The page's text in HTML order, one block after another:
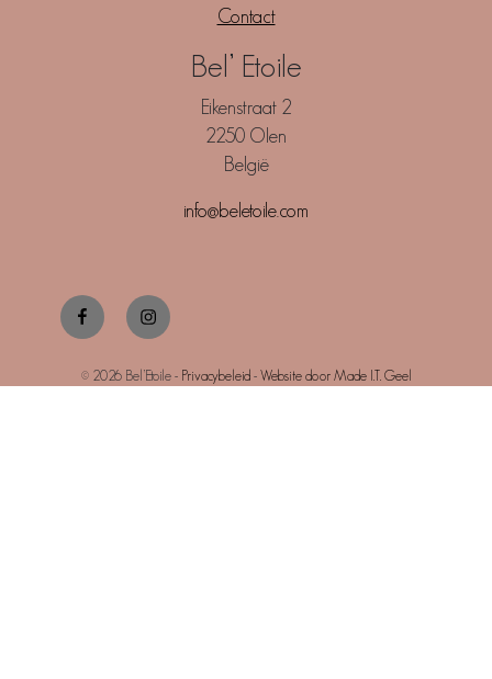
Contact
Bel’ Etoile
Eikenstraat 2
2250 Olen
België
info@beletoile.com
Facebook Instagram
© 2026 Bel’Etoile - Privacybeleid- Website door Made I.T. Geel